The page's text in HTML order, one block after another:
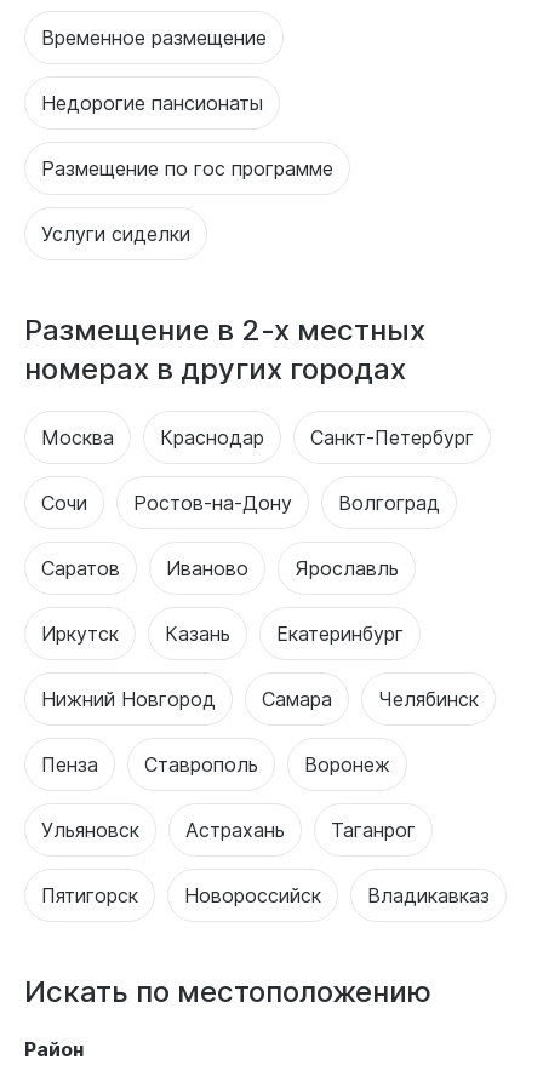
Временное размещение
Недорогие пансионаты
Размещение по гос программе
Услуги сиделки
Размещение в 2-х местных
номерах в других городах
Москва Краснодар Санкт-Петербург
Сочи Ростов-на-Дону Волгоград
Саратов Иваново Ярославль
Иркутск Казань Екатеринбург
Нижний Новгород Самара Челябинск
Пенза Ставрополь Воронеж
Ульяновск Астрахань Таганрог
Пятигорск Новороссийск Владикавказ
Искать по местоположению
Район